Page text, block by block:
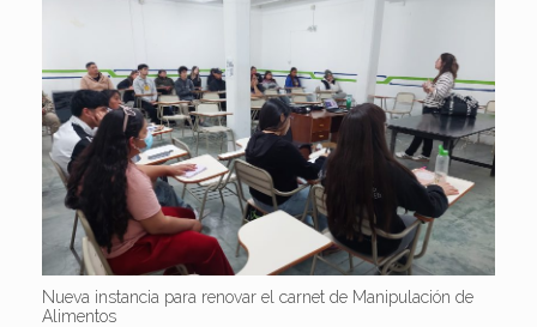
Nueva instancia para renovar el carnet de Manipulación de
Alimentos